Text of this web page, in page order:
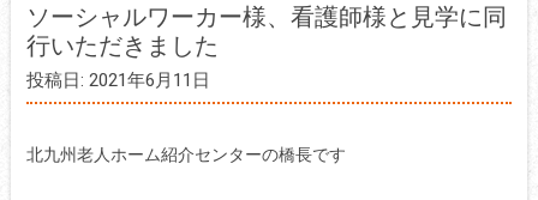
ソーシャルワーカー様、看護師様と見学に同
行いただきました
投稿日: 2021年6月11日
北九州老人ホーム紹介センターの橋長です